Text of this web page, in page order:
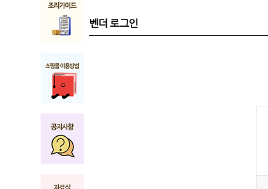
벤더 로그인